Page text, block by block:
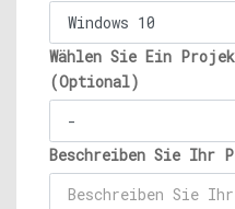
Wählen Sie Ein
(Optional)
Beschreiben Sie Ihr